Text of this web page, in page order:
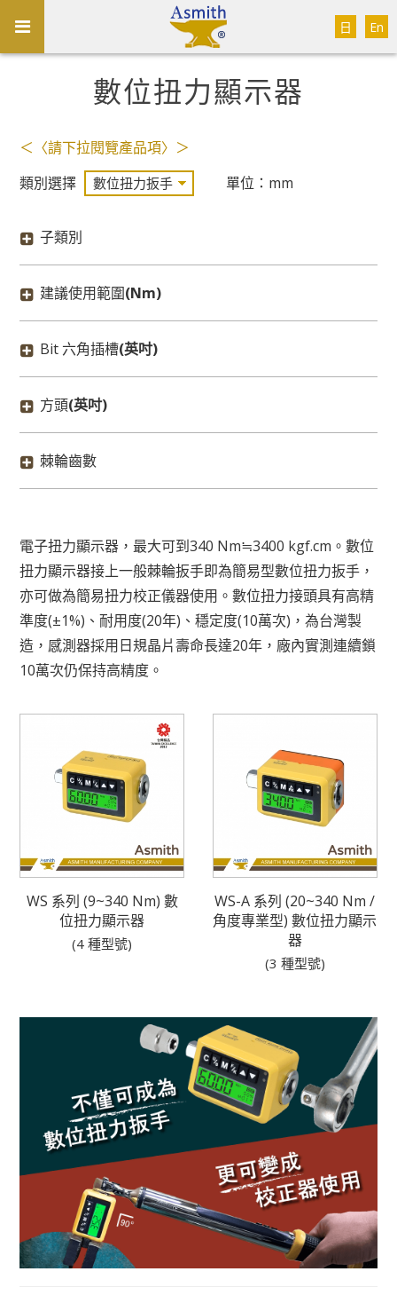
En
日
數位扭力顯示器
＜〈請下拉閱覽產品項〉＞
類別選擇
單位：mm
子類別
建議使用範圍(Nm)
Bit 六角插槽(英吋)
方頭(英吋)
棘輪齒數
電子扭力顯示器，最大可到340 Nm≒3400 kgf.cm。數位
扭力顯示器接上一般棘輪扳手即為簡易型數位扭力扳手，
亦可做為簡易扭力校正儀器使用。數位扭力接頭具有高精
準度(±1%)、耐用度(20年)、穩定度(10萬次)，為台灣製
造，感測器採用日規晶片壽命長達20年，廠內實測連續鎖
10萬次仍保持高精度。
WS 系列 (9~340 Nm) 數
位扭力顯示器
(4 種型號)
WS-A 系列 (20~340 Nm /
角度專業型) 數位扭力顯示
器
(3 種型號)